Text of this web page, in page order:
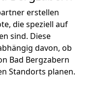
erstellen
die speziell auf
sind. Diese
davon, ob
Bad Bergzabern
Standorts planen.